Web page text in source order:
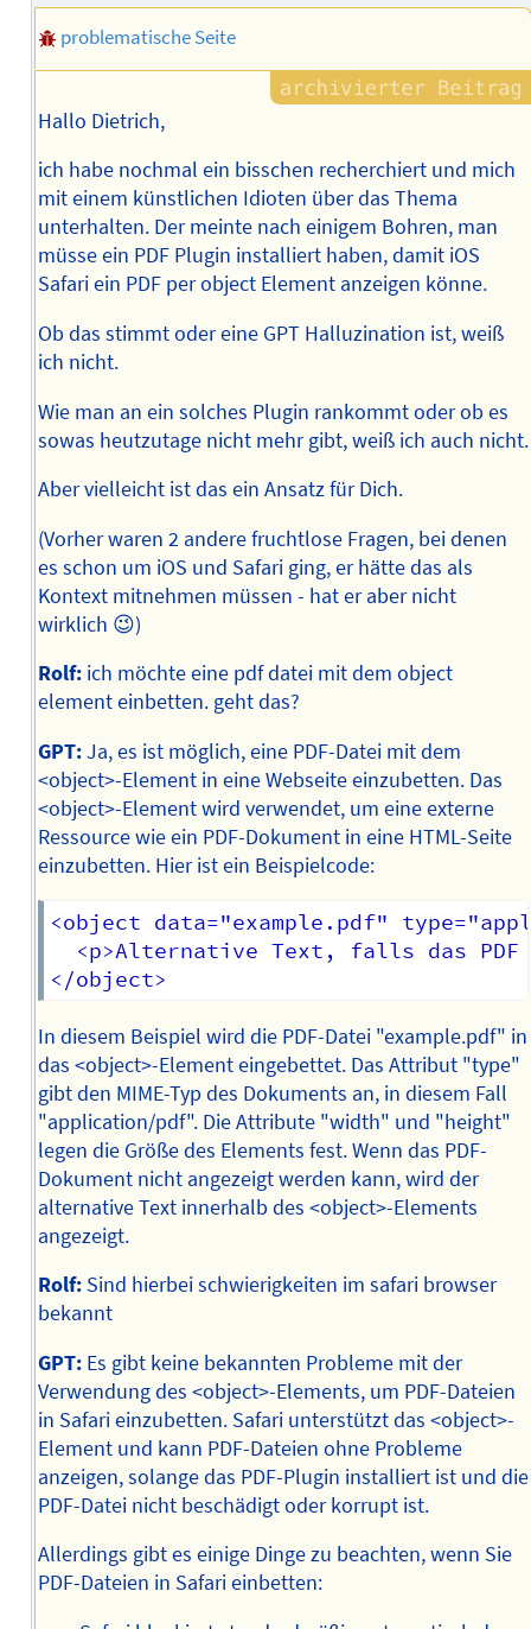
problematische Seite
Hallo Dietrich,
ich habe nochmal ein bisschen recherchiert und mich
mit einem künstlichen Idioten über das Thema
unterhalten. Der meinte nach einigem Bohren, man
müsse ein PDF Plugin installiert haben, damit iOS
Safari ein PDF per object Element anzeigen könne.
Ob das stimmt oder eine GPT Halluzination ist, weiß
ich nicht.
Wie man an ein solches Plugin rankommt oder ob es
sowas heutzutage nicht mehr gibt, weiß ich auch nicht.
Aber vielleicht ist das ein Ansatz für Dich.
(Vorher waren 2 andere fruchtlose Fragen, bei denen
es schon um iOS und Safari ging, er hätte das als
Kontext mitnehmen müssen - hat er aber nicht
wirklich 😉)
Rolf:ich möchte eine pdf datei mit dem object
element einbetten. geht das?
GPT:Ja, es ist möglich, eine PDF-Datei mit dem
<object>-Element in eine Webseite einzubetten. Das
<object>-Element wird verwendet, um eine externe
Ressource wie ein PDF-Dokument in eine HTML-Seite
einzubetten. Hier ist ein Beispielcode:
<object data="example.pdf"
<p>Alternative Text, falls das
In diesem Beispiel wird die PDF-Datei "example.pdf" in
das <object>-Element eingebettet. Das Attribut "type"
gibt den MIME-Typ des Dokuments an, in diesem Fall
"application/pdf". Die Attribute "width" und "height"
legen die Größe des Elements fest. Wenn das PDF-
Dokument nicht angezeigt werden kann, wird der
alternative Text innerhalb des <object>-Elements
angezeigt.
Rolf:Sind hierbei schwierigkeiten im safari browser
bekannt
GPT:Es gibt keine bekannten Probleme mit der
Verwendung des <object>-Elements, um PDF-Dateien
in Safari einzubetten. Safari unterstützt das <object>-
Element und kann PDF-Dateien ohne Probleme
anzeigen, solange das PDF-Plugin installiert ist und die
PDF-Datei nicht beschädigt oder korrupt ist.
Allerdings gibt es einige Dinge zu beachten, wenn Sie
PDF-Dateien in Safari einbetten: